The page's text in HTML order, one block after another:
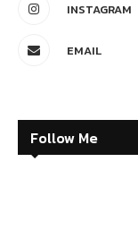
INSTAGRAM
EMAIL
Follow Me